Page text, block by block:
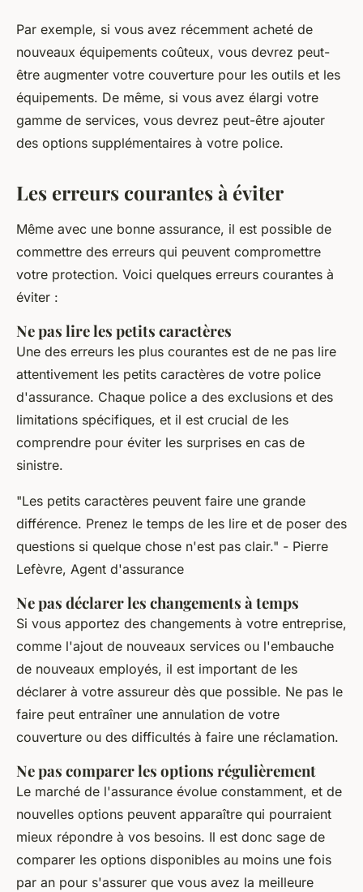
Par exemple, si vous avez récemment acheté de
nouveaux équipements coûteux, vous devrez peut-
être augmenter votre couverture pour les outils et les
équipements. De même, si vous avez élargi votre
gamme de services, vous devrez peut-être ajouter
des options supplémentaires à votre police.
Les erreurs courantes à éviter
Même avec une bonne assurance, il est possible de
commettre des erreurs qui peuvent compromettre
votre protection. Voici quelques erreurs courantes à
éviter :
Ne pas lire les petits caractères
Une des erreurs les plus courantes est de ne pas lire
attentivement les petits caractères de votre police
d'assurance. Chaque police a des exclusions et des
limitations spécifiques, et il est crucial de les
comprendre pour éviter les surprises en cas de
sinistre.
"Les petits caractères peuvent faire une grande
différence. Prenez le temps de les lire et de poser des
questions si quelque chose n'est pas clair." - Pierre
Lefèvre, Agent d'assurance
Ne pas déclarer les changements à temps
Si vous apportez des changements à votre entreprise,
comme l'ajout de nouveaux services ou l'embauche
de nouveaux employés, il est important de les
déclarer à votre assureur dès que possible. Ne pas le
faire peut entraîner une annulation de votre
couverture ou des difficultés à faire une réclamation.
Ne pas comparer les options régulièrement
Le marché de l'assurance évolue constamment, et de
nouvelles options peuvent apparaître qui pourraient
mieux répondre à vos besoins. Il est donc sage de
comparer les options disponibles au moins une fois
par an pour s'assurer que vous avez la meilleure